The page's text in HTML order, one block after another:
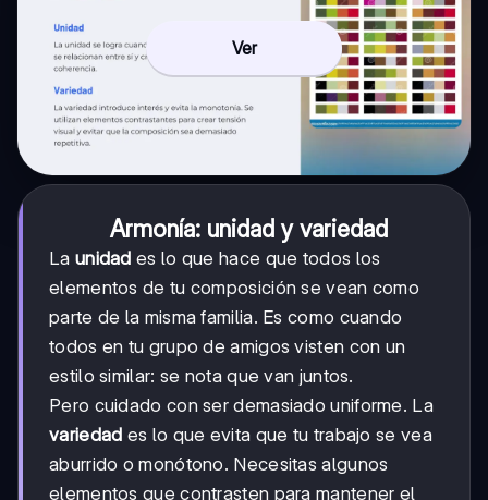
Ver
Armonía: unidad y variedad
La unidad es lo que hace que todos los
elementos de tu composición se vean como
parte de la misma familia. Es como cuando
todos en tu grupo de amigos visten con un
estilo similar: se nota que van juntos.
Pero cuidado con ser demasiado uniforme. La
variedad es lo que evita que tu trabajo se vea
aburrido o monótono. Necesitas algunos
elementos que contrasten para mantener el